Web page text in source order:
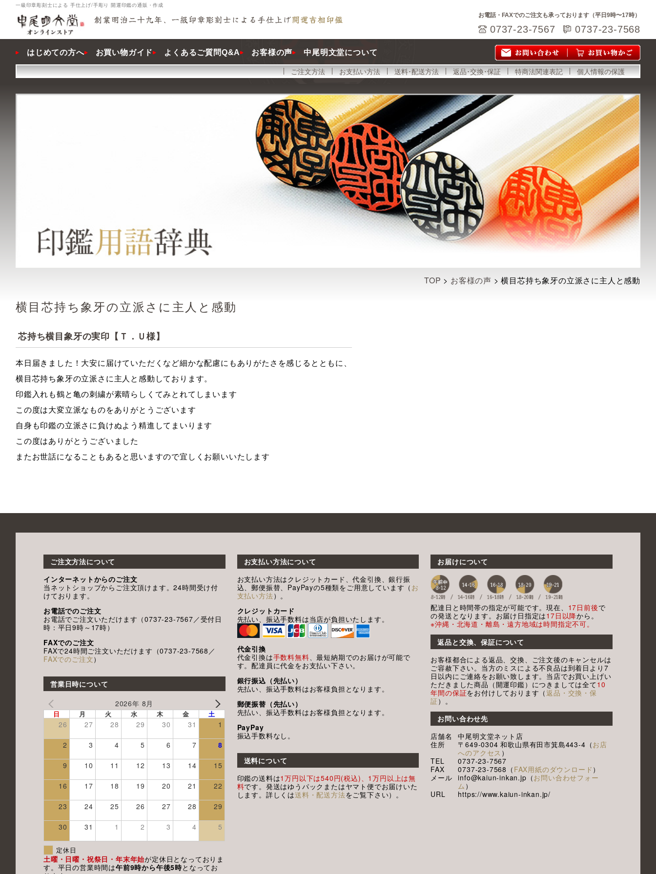
一級印章彫刻士による 手仕上げ/手彫り 開運印鑑の通販・作成
お電話・FAXでのご注文も承っております（平日9時〜17時）
0737-23-7567 0737-23-7568
はじめての方へ お買い物ガイド よくあるご質問Q&A お客様の声 中尾明文堂について
ご注文方法 お支払い方法 送料･配送方法 返品･交換･保証 特商法関連表記 個人情報の保護
TOP > お客様の声 >横目芯持ち象牙の立派さに主人と感動
横目芯持ち象牙の立派さに主人と感動
芯持ち横目象牙の実印【Ｔ．Ｕ様】
本日届きました！大安に届けていただくなど細かな配慮にもありがたさを感じるとともに、
横目芯持ち象牙の立派さに主人と感動しております。
印鑑入れも鶴と亀の刺繍が素晴らしくてみとれてしまいます
この度は大変立派なものをありがとうございます
自身も印鑑の立派さに負けぬよう精進してまいります
この度はありがとうございました
またお世話になることもあると思いますので宜しくお願いいたします
ご注文方法について
インターネットからのご注文
当ネットショップからご注文頂けます。24時間受け付
けております。
お電話でのご注文
お電話でご注文いただけます（0737-23-7567／受付日
時：平日9時～17時）
FAXでのご注文
FAXで24時間ご注文いただけます（0737-23-7568／
FAXでのご注文）
営業日時について
2026年 8月
日 月 火 水 木 金 土
26 27 28 29 30 31 1
2 3 4 5 6 7 8
9 10 11 12 13 14 15
16 17 18 19 20 21 22
23 24 25 26 27 28 29
30 31 1 2 3 4 5
定休日
土曜・日曜・祝祭日・年末年始が定休日となっておりま
す。平日の営業時間は午前9時から午後5時となってお
お支払い方法について
お支払い方法はクレジットカード、代金引換、銀行振
込、郵便振替、PayPayの5種類をご用意しています（ お
支払い方法）。
クレジットカード
先払い、振込手数料は当店が負担いたします。
代金引換
代金引換は手数料無料、最短納期でのお届けが可能で
す。配達員に代金をお支払い下さい。
銀行振込（先払い）
先払い、振込手数料はお客様負担となります。
郵便振替（先払い）
先払い、振込手数料はお客様負担となります。
PayPay
振込手数料なし。
送料について
印鑑の送料は1万円以下は540円(税込)、1万円以上は無
料です。発送はゆうパックまたはヤマト便でお届けいた
します。詳しくは送料・配送方法をご覧下さい）。
お届けについて
配達日と時間帯の指定が可能です。現在、 17日前後で
の発送となります。お届け日指定は17日以降から。
※沖縄・北海道・離島・遠方地域は時間指定不可。
返品と交換、保証について
お客様都合による返品、交換、ご注文後のキャンセルは
ご容赦下さい。当方のミスによる不良品は到着日より7
日以内にご連絡をお願い致します。当店でお買い上げい
ただきました商品（開運印鑑）につきましては全て10
年間の保証をお付けしております（返品・交換・保
証 ）。
お問い合わせ先
店舗名
中尾明文堂ネット店
住所
〒649-0304 和歌山県有田市箕島443-4（お店
へのアクセス ）
TEL
0737-23-7567
FAX
0737-23-7568（ FAX用紙のダウンロード ）
メール
info@kaiun-inkan.jp（お問い合わせフォー
ム ）
URL
https://www.kaiun-inkan.jp/